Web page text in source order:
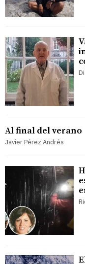
Al final del verano
Javier Pérez Andrés